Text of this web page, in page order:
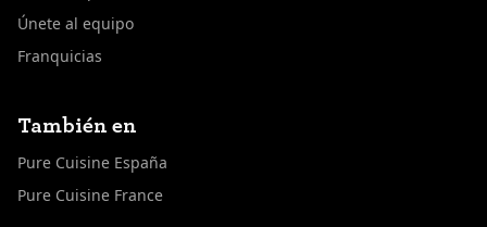
Únete al equipo
Franquicias
También en
Pure Cuisine España
Pure Cuisine France